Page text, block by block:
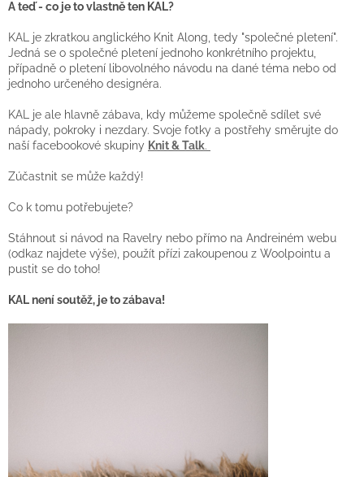
A teď - co je to vlastně ten KAL?
KAL je zkratkou anglického Knit Along, tedy "společné pletení".
Jedná se o společné pletení jednoho konkrétního projektu,
případně o pletení libovolného návodu na dané téma nebo od
jednoho určeného designéra.
KAL je ale hlavně zábava, kdy můžeme společně sdílet své
nápady, pokroky i nezdary. Svoje fotky a postřehy směrujte do
naší facebookové skupiny Knit & Talk.
Zúčastnit se může každý!
Co k tomu potřebujete?
Stáhnout si návod na Ravelry nebo přímo na Andreiném webu
(odkaz najdete výše), použít přízi zakoupenou z Woolpointu a
pustit se do toho!
KAL není soutěž, je to zábava!